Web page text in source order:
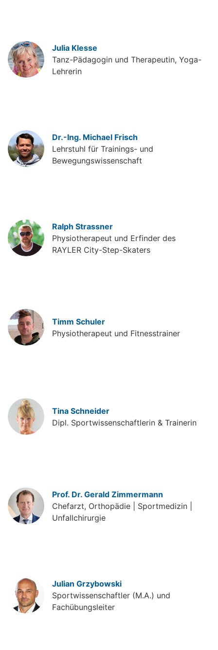
Julia Klesse
Tanz-Pädagogin und Therapeutin, Yoga-
Lehrerin
Dr.-Ing. Michael Frisch
Lehrstuhl für Trainings- und
Bewegungswissenschaft
Ralph Strassner
Physiotherapeut und Erfinder des
RAYLER City-Step-Skaters
Timm Schuler
Physiotherapeut und Fitnesstrainer
Tina Schneider
Dipl. Sportwissenschaftlerin & Trainerin
Prof. Dr. Gerald Zimmermann
Chefarzt, Orthopädie | Sportmedizin |
Unfallchirurgie
Julian Grzybowski
Sportwissenschaftler (M.A.) und
Fachübungsleiter